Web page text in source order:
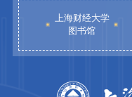
上海财经大学
图书馆